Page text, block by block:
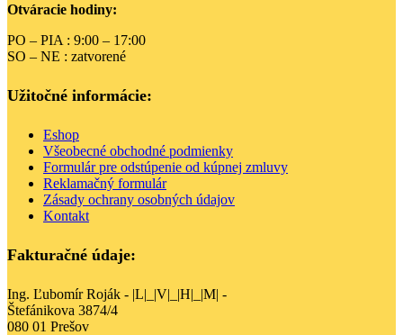
Otváracie hodiny:
PO – PIA : 9:00 – 17:00
SO – NE : zatvorené
Užitočné informácie:
Eshop
Všeobecné obchodné podmienky
Formulár pre odstúpenie od kúpnej zmluvy
Reklamačný formulár
Zásady ochrany osobných údajov
Kontakt
Fakturačné údaje:
Ing. Ľubomír Roják - |L|_|V|_|H|_|M| -
Štefánikova 3874/4
080 01 Prešov